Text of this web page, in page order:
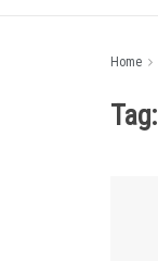
Home
Tag: